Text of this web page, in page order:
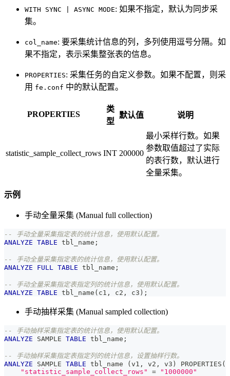
WITH SYNC | ASYNC MODE: 如果不指定，默认为同步采
集。
col_name: 要采集统计信息的列，多列使用逗号分隔。如
果不指定，表示采集整张表的信息。
PROPERTIES: 采集任务的自定义参数。如果不配置，则采
用 fe.conf 中的默认配置。
PROPERTIES
类
型
默认值 说明
statistic_sample_collect_rows INT 200000
最小采样行数。如果
参数取值超过了实际
的表行数，默认进行
全量采集。
示例
手动全量采集 (Manual full collection)
-- 手动全量采集指定表的统计信息，使用默认配置。
ANALYZE TABLE tbl_name ;
-- 手动全量采集指定表的统计信息，使用默认配置。
ANALYZE
FULL TABLE tbl_name ;
-- 手动全量采集指定表指定列的统计信息，使用默认配置。
ANALYZE TABLE tbl_name ( c1 , c2 , c3 ) ;
手动抽样采集 (Manual sampled collection)
-- 手动抽样采集指定表的统计信息，使用默认配置。
ANALYZE SAMPLE TABLE tbl_name ;
-- 手动抽样采集指定表指定列的统计信息，设置抽样行数。
ANALYZE SAMPLE TABLE tbl_name ( v1 , v2 , v3 ) PROPERTIES (
"statistic_sample_collect_rows"
=
"1000000"